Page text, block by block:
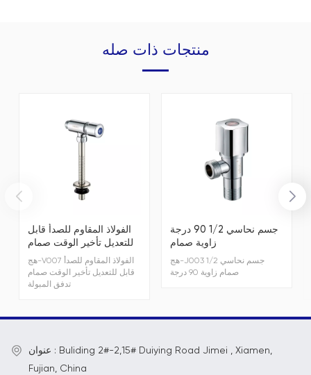
منتجات ذات صله
الفولاذ المقاوم للصدأ قابل
للتعديل تأخير الوقت صمام
تدفق المبولة
هج-V007 الفولاذ المقاوم للصدأ
قابل للتعديل تأخير الوقت صمام
تدفق المبولة
جسم نحاسي 1/2 90 درجة
زاوية صمام
هج-J003 جسم نحاسي 1/2
صمام زاوية 90 درجة
عنوان : Buliding 2#-2,15# Duiying Road Jimei , Xiamen,
Fujian, China